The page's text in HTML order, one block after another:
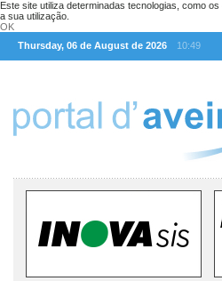
Este site utiliza determinadas tecnologias, como
a sua utilização.
OK
Thursday, 06 de August de 2026
10:49